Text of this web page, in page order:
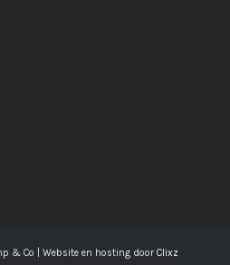
& Co | Website en hosting door Clixz